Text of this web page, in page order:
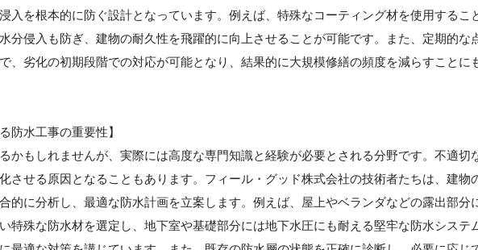
入を根本的に防ぐ設計となっています。例えば、特殊なコーティング材を使用するこ
分侵入も防ぎ、建物の耐久性を飛躍的に向上させることが可能です。また、定期的な
、劣化の初期段階での対応が可能となり、結果的に大規模修繕の頻度を減らすことに
防水工事の重要性】
かもしれませんが、実際には高度な専門知識と経験が必要とされる分野です。不適切
させる原因となることもあります。フィール・グッド株式会社の技術者たちは、建物
的に分析し、最適な防水計画を立案します。例えば、屋上やベランダなどの露出部分
特殊な防水材を選定し、地下室や基礎部分には地下水圧にも耐える堅牢な防水システ